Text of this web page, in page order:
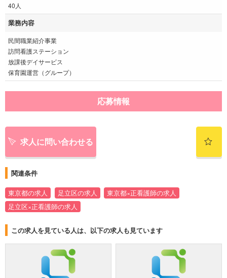
40人
業務内容
民間職業紹介事業
訪問看護ステーション
放課後デイサービス
保育園運営（グループ）
応募情報
求人に問い合わせる
関連条件
東京都の求人 足立区の求人
東京都×正看護師の求人
足立区×正看護師の求人
この求人を見ている人は、以下の求人も見ています